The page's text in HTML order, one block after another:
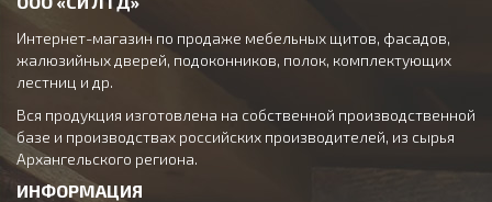
Интернет-магазин по продаже мебельных щитов, фасадов,
жалюзийных дверей, подоконников, полок, комплектующих
лестниц и др.
Вся продукция изготовлена на собственной производственной
базе и производствах российских производителей, из сырья
Архангельского региона.
ИНФОРМАЦИЯ